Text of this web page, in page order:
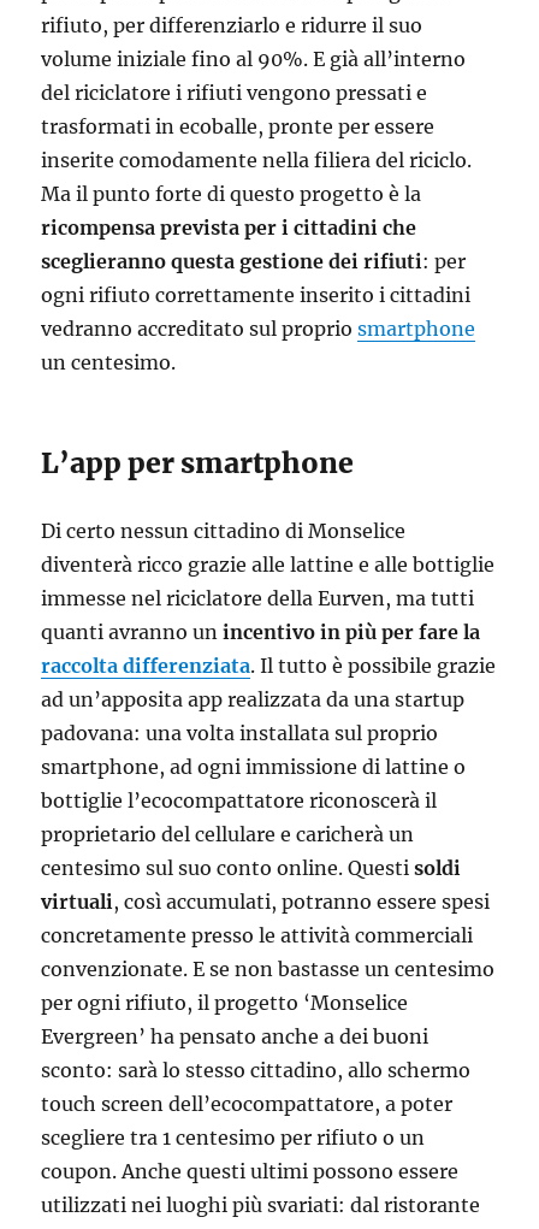
rifiuto, per differenziarlo e ridurre il suo
volume iniziale fino al 90%. E già all’interno
del riciclatore i rifiuti vengono pressati e
trasformati in ecoballe, pronte per essere
inserite comodamente nella filiera del riciclo.
Ma il punto forte di questo progetto è la
ricompensa prevista per i cittadini che
sceglieranno questa gestione dei rifiuti: per
ogni rifiuto correttamente inserito i cittadini
vedranno accreditato sul propriosmartphone
un centesimo.
L’app per smartphone
Di certo nessun cittadino di Monselice
diventerà ricco grazie alle lattine e alle bottiglie
immesse nel riciclatore della Eurven, ma tutti
quanti avranno unincentivo in più per fare la
raccolta differenziata. Il tutto è possibile grazie
ad un’apposita app realizzata da una startup
padovana: una volta installata sul proprio
smartphone, ad ogni immissione di lattine o
bottiglie l’ecocompattatore riconoscerà il
proprietario del cellulare e caricherà un
centesimo sul suo conto online. Questisoldi
virtuali , così accumulati, potranno essere spesi
concretamente presso le attività commerciali
convenzionate. E se non bastasse un centesimo
per ogni rifiuto, il progetto ‘Monselice
Evergreen’ ha pensato anche a dei buoni
sconto: sarà lo stesso cittadino, allo schermo
touch screen dell’ecocompattatore, a poter
scegliere tra 1 centesimo per rifiuto o un
coupon. Anche questi ultimi possono essere
utilizzati nei luoghi più svariati: dal ristorante